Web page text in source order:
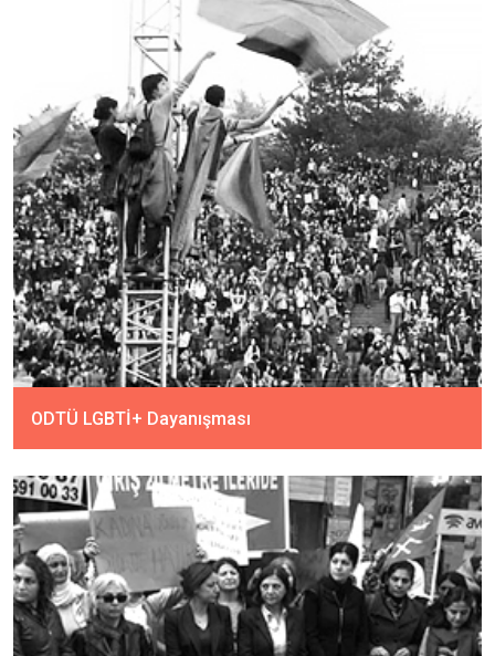
ODTÜ LGBTİ+ Dayanışması